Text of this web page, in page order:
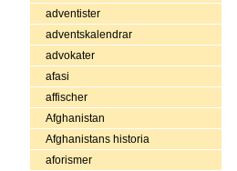
adventister
adventskalendrar
advokater
afasi
affischer
Afghanistan
Afghanistans historia
aforismer